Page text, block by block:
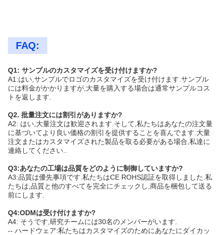
FAQ:
Q1: サンプルのカスタマイズを受け付けますか?
A1:はい,サンプルでロゴのカスタマイズを受け付けます.サンプル
には料金がかかりますが,大量を購入する場合は通常サンプルコス
トを返します.
Q2. 批量注文には割引がありますか?
A2: はい,大量注文は歓迎されます.そして,私たちはあなたの注文量
に基づいてより良い価格の割引を提供することを喜んでます.大量
注文またはカスタマイズされた製品を取る必要がある場合,私達に
連絡してください..
Q3:あなたの工場は品質をどのように制御していますか?
A3:品質は優先事項です.私たちはCE ROHS認証を取得しました.私
たちは,品質と他のすべてを完全にチェックし,商品を梱包して送る
前にします.
Q4:ODMは受け付けますか?
A4: そうです,研究チームには30名のメンバーがいます.
-- ハードウェア:私たちはカスタマイズのためにあなたにダイカッ